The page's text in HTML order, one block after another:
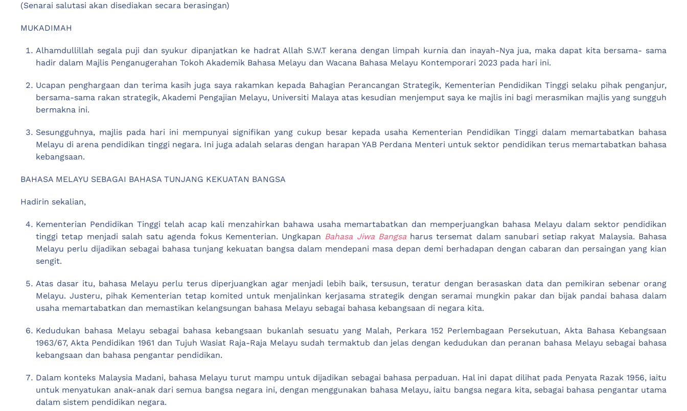
(Senarai salutasi akan disediakan secara berasingan)
MUKADIMAH
Alhamdullillah segala puji dan syukur dipanjatkan ke hadrat Allah S.W.T kerana dengan limpah kurnia dan inayah-Nya jua, maka dapat kita bersama- sama
hadir dalam Majlis Penganugerahan Tokoh Akademik Bahasa Melayu dan Wacana Bahasa Melayu Kontemporari 2023 pada hari ini.
Ucapan penghargaan dan terima kasih juga saya rakamkan kepada Bahagian Perancangan Strategik, Kementerian Pendidikan Tinggi selaku pihak penganjur,
bersama-sama rakan strategik, Akademi Pengajian Melayu, Universiti Malaya atas kesudian menjemput saya ke majlis ini bagi merasmikan majlis yang sungguh
bermakna ini.
Sesungguhnya, majlis pada hari ini mempunyai signifikan yang cukup besar kepada usaha Kementerian Pendidikan Tinggi dalam memartabatkan bahasa
Melayu di arena pendidikan tinggi negara. Ini juga adalah selaras dengan harapan YAB Perdana Menteri untuk sektor pendidikan terus memartabatkan bahasa
kebangsaan.
BAHASA MELAYU SEBAGAI BAHASA TUNJANG KEKUATAN BANGSA
Hadirin sekalian,
Kementerian Pendidikan Tinggi telah acap kali menzahirkan bahawa usaha memartabatkan dan memperjuangkan bahasa Melayu dalam sektor pendidikan
tinggi tetap menjadi salah satu agenda fokus Kementerian. Ungkapan Bahasa Jiwa Bangsa harus tersemat dalam sanubari setiap rakyat Malaysia. Bahasa
Melayu perlu dijadikan sebagai bahasa tunjang kekuatan bangsa dalam mendepani masa depan demi berhadapan dengan cabaran dan persaingan yang kian
sengit.
Atas dasar itu, bahasa Melayu perlu terus diperjuangkan agar menjadi lebih baik, tersusun, teratur dengan berasaskan data dan pemikiran sebenar orang
Melayu. Justeru, pihak Kementerian tetap komited untuk menjalinkan kerjasama strategik dengan seramai mungkin pakar dan bijak pandai bahasa dalam
usaha memartabatkan dan memastikan kelangsungan bahasa Melayu sebagai bahasa kebangsaan di negara kita.
Kedudukan bahasa Melayu sebagai bahasa kebangsaan bukanlah sesuatu yang Malah, Perkara 152 Perlembagaan Persekutuan, Akta Bahasa Kebangsaan
1963/67, Akta Pendidikan 1961 dan Tujuh Wasiat Raja-Raja Melayu sudah termaktub dan jelas dengan kedudukan dan peranan bahasa Melayu sebagai bahasa
kebangsaan dan bahasa pengantar pendidikan.
Dalam konteks Malaysia Madani, bahasa Melayu turut mampu untuk dijadikan sebagai bahasa perpaduan. Hal ini dapat dilihat pada Penyata Razak 1956, iaitu
untuk menyatukan anak-anak dari semua bangsa negara ini, dengan menggunakan bahasa Melayu, iaitu bangsa negara kita, sebagai bahasa pengantar utama
dalam sistem pendidikan negara.